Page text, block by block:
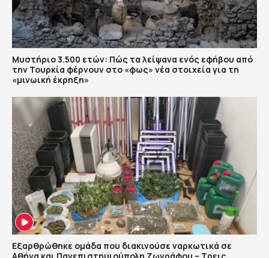
Μυστήριο 3.500 ετών: Πώς τα λείψανα ενός εφήβου από
την Τουρκία φέρνουν στο «φως» νέα στοιχεία για τη
«μινωική έκρηξη»
Εξαρθρώθηκε ομάδα που διακινούσε ναρκωτικά σε